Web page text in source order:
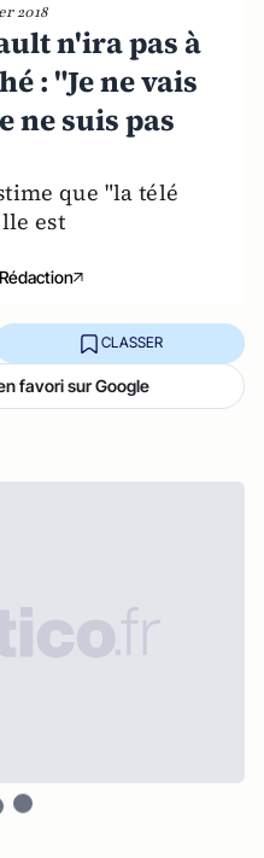
2018
n'ira pas à
: "Je ne vais
ne suis pas
que "la télé
est
CLASSER
favori sur Google